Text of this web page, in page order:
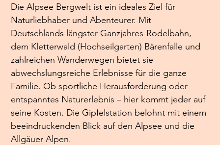
Die Alpsee Bergwelt ist ein ideales Ziel für
Naturliebhaber und Abenteurer. Mit
Deutschlands längster Ganzjahres-Rodelbahn,
dem Kletterwald (Hochseilgarten) Bärenfalle und
zahlreichen Wanderwegen bietet sie
abwechslungsreiche Erlebnisse für die ganze
Familie. Ob sportliche Herausforderung oder
entspanntes Naturerlebnis – hier kommt jeder auf
seine Kosten. Die Gipfelstation belohnt mit einem
beeindruckenden Blick auf den Alpsee und die
Allgäuer Alpen.